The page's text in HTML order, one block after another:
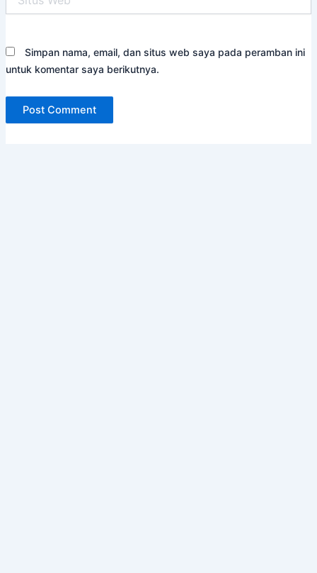
Web
Simpan nama, email, dan situs web saya pada peramban ini
untuk komentar saya berikutnya.